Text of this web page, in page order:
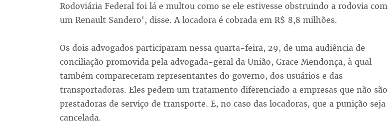
Rodoviária Federal foi lá e multou como se ele estivesse obstruindo a rodovia com
um Renault Sandero', disse. A locadora é cobrada em R$ 8,8 milhões.
Os dois advogados participaram nessa quarta-feira, 29, de uma audiência de
conciliação promovida pela advogada-geral da União, Grace Mendonça, à qual
também compareceram representantes do governo, dos usuários e das
transportadoras. Eles pedem um tratamento diferenciado a empresas que não são
prestadoras de serviço de transporte. E, no caso das locadoras, que a punição seja
cancelada.